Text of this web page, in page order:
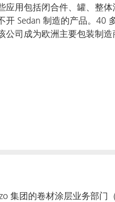
应用包括闭合件、罐、整体
开 Sedan 制造的产品。40
公司成为欧洲主要包装制
集团的卷材涂层业务部门